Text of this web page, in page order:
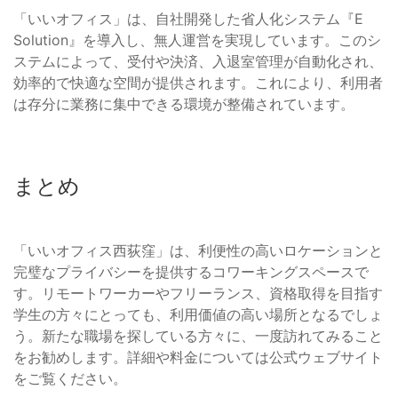
「いいオフィス」は、自社開発した省人化システム『E
Solution』を導入し、無人運営を実現しています。このシ
ステムによって、受付や決済、入退室管理が自動化され、
効率的で快適な空間が提供されます。これにより、利用者
は存分に業務に集中できる環境が整備されています。
まとめ
「いいオフィス西荻窪」は、利便性の高いロケーションと
完璧なプライバシーを提供するコワーキングスペースで
す。リモートワーカーやフリーランス、資格取得を目指す
学生の方々にとっても、利用価値の高い場所となるでしょ
う。新たな職場を探している方々に、一度訪れてみること
をお勧めします。詳細や料金については公式ウェブサイト
をご覧ください。